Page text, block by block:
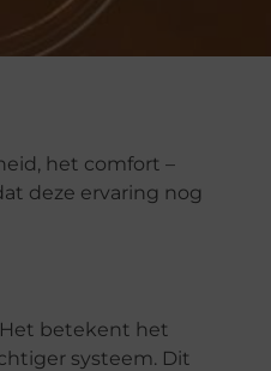
het comfort –
deze ervaring nog
Het betekent het
systeem. Dit